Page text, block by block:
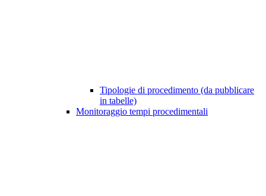
Tipologie di procedimento (da pubblicare
in tabelle)
Monitoraggio tempi procedimentali